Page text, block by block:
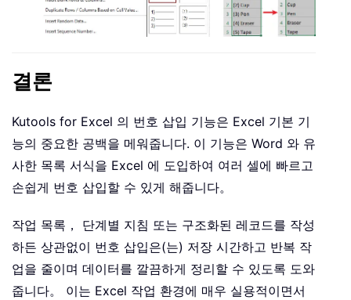
결론
Kutools for Excel 의 번호 삽입 기능은 Excel 기본 기
능의 중요한 공백을 메워줍니다. 이 기능은 Word 와 유
사한 목록 서식을 Excel 에 도입하여 여러 셀에 빠르고
손쉽게 번호 삽입할 수 있게 해줍니다。
작업 목록， 단계별 지침 또는 구조화된 레코드를 작성
하든 상관없이 번호 삽입은(는) 저장 시간하고 반복 작
업을 줄이며 데이터를 깔끔하게 정리할 수 있도록 도와
줍니다。 이는 Excel 작업 환경에 매우 실용적이면서